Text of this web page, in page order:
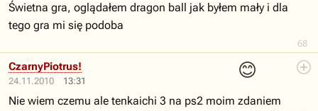
68
Świetna gra, oglądałem dragon ball jak byłem mały i dla
tego gra mi się podoba
24.11.2010 13:31
😊
CzarnyPiotrus!
Nie wiem czemu ale tenkaichi 3 na ps2 moim zdaniem